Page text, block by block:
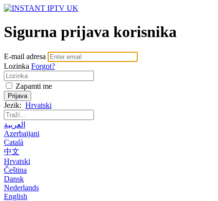
Sigurna prijava korisnika
E-mail adresa
Lozinka Forgot?
Zapamti me
Jezik: Hrvatski
العربية
Azerbaijani
Català
中文
Hrvatski
Čeština
Dansk
Nederlands
English